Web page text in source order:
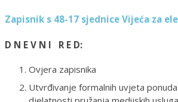
Zapisnik s 48-17 sjednice Vijeća za
D N E V N I R E D:
Ovjera zapisnika
Utvrđivanje formalnih uvjeta